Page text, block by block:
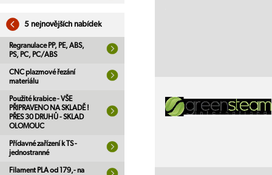
5 nejnovějších nabídek
Regranulace PP, PE, ABS,
PS, PC, PC/ABS
CNC plazmové řezání
materiálu
Použité krabice - VŠE
PŘIPRAVENO NA SKLADĚ !
PŘES 30 DRUHŮ - SKLAD
OLOMOUC
Přídavné zařízení k TS -
jednostranné
Filament PLA od 179,- na